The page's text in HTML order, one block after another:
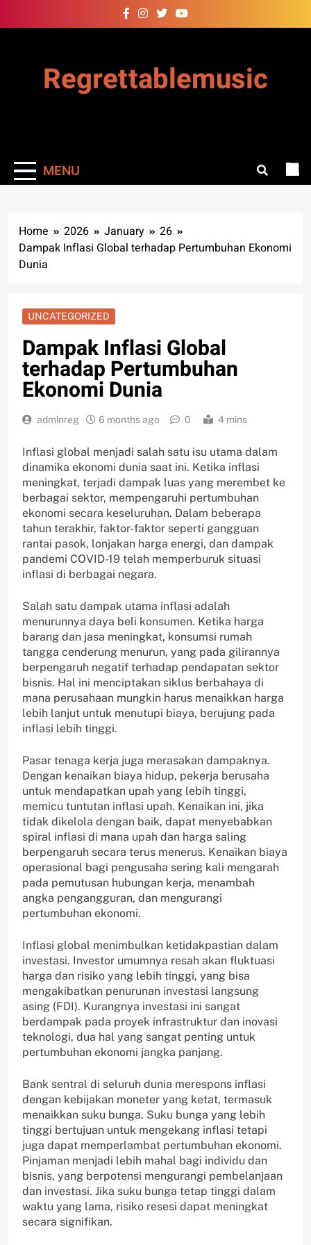
to
Regrettablemusic
MENU
Home 2026 January
26
Dampak Inflasi Global terhadap Pertumbuhan Ekonomi
Dunia
UNCATEGORIZED
Dampak Inflasi Global
terhadap Pertumbuhan
Ekonomi Dunia
adminreg 6 months ago 0 4 mins
Inflasi global menjadi salah satu isu utama dalam
dinamika ekonomi dunia saat ini. Ketika inflasi
meningkat, terjadi dampak luas yang merembet ke
berbagai sektor, mempengaruhi pertumbuhan
ekonomi secara keseluruhan. Dalam beberapa
tahun terakhir, faktor-faktor seperti gangguan
rantai pasok, lonjakan harga energi, dan dampak
pandemi COVID-19 telah memperburuk situasi
inflasi di berbagai negara.
Salah satu dampak utama inflasi adalah
menurunnya daya beli konsumen. Ketika harga
barang dan jasa meningkat, konsumsi rumah
tangga cenderung menurun, yang pada gilirannya
berpengaruh negatif terhadap pendapatan sektor
bisnis. Hal ini menciptakan siklus berbahaya di
mana perusahaan mungkin harus menaikkan harga
lebih lanjut untuk menutupi biaya, berujung pada
inflasi lebih tinggi.
Pasar tenaga kerja juga merasakan dampaknya.
Dengan kenaikan biaya hidup, pekerja berusaha
untuk mendapatkan upah yang lebih tinggi,
memicu tuntutan inflasi upah. Kenaikan ini, jika
tidak dikelola dengan baik, dapat menyebabkan
spiral inflasi di mana upah dan harga saling
berpengaruh secara terus menerus. Kenaikan biaya
operasional bagi pengusaha sering kali mengarah
pada pemutusan hubungan kerja, menambah
angka pengangguran, dan mengurangi
pertumbuhan ekonomi.
Inflasi global menimbulkan ketidakpastian dalam
investasi. Investor umumnya resah akan fluktuasi
harga dan risiko yang lebih tinggi, yang bisa
mengakibatkan penurunan investasi langsung
asing (FDI). Kurangnya investasi ini sangat
berdampak pada proyek infrastruktur dan inovasi
teknologi, dua hal yang sangat penting untuk
pertumbuhan ekonomi jangka panjang.
Bank sentral di seluruh dunia merespons inflasi
dengan kebijakan moneter yang ketat, termasuk
menaikkan suku bunga. Suku bunga yang lebih
tinggi bertujuan untuk mengekang inflasi tetapi
juga dapat memperlambat pertumbuhan ekonomi.
Pinjaman menjadi lebih mahal bagi individu dan
bisnis, yang berpotensi mengurangi pembelanjaan
dan investasi. Jika suku bunga tetap tinggi dalam
waktu yang lama, risiko resesi dapat meningkat
secara signifikan.